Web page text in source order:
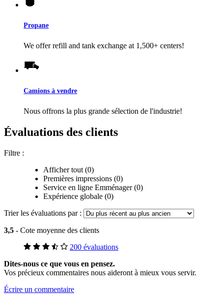
Propane
We offer refill and tank exchange at 1,500+ centers!
Camions à vendre
Nous offrons la plus grande sélection de l'industrie!
Évaluations des clients
Filtre :
Afficher tout (0)
Premières impressions (0)
Service en ligne Emménager (0)
Expérience globale (0)
Trier les évaluations par :
3,5 - Cote moyenne des clients
200 évaluations
Dites-nous ce que vous en pensez.
Vos précieux commentaires nous aideront à mieux vous servir.
Écrire un commentaire